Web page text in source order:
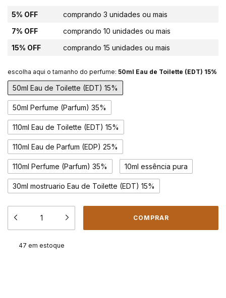
5% OFF
comprando 3 unidades ou mais
7% OFF
comprando 10 unidades ou mais
15% OFF
comprando 15 unidades ou mais
escolha aqui o tamanho do perfume: 50ml Eau de Toilette (EDT) 15%
50ml Eau de Toilette (EDT) 15%
50ml Perfume (Parfum) 35%
110ml Eau de Toilette (EDT) 15%
110ml Eau de Parfum (EDP) 25%
110ml Perfume (Parfum) 35% 10ml essência pura
30ml mostruario Eau de Toilette (EDT) 15%
47 em estoque